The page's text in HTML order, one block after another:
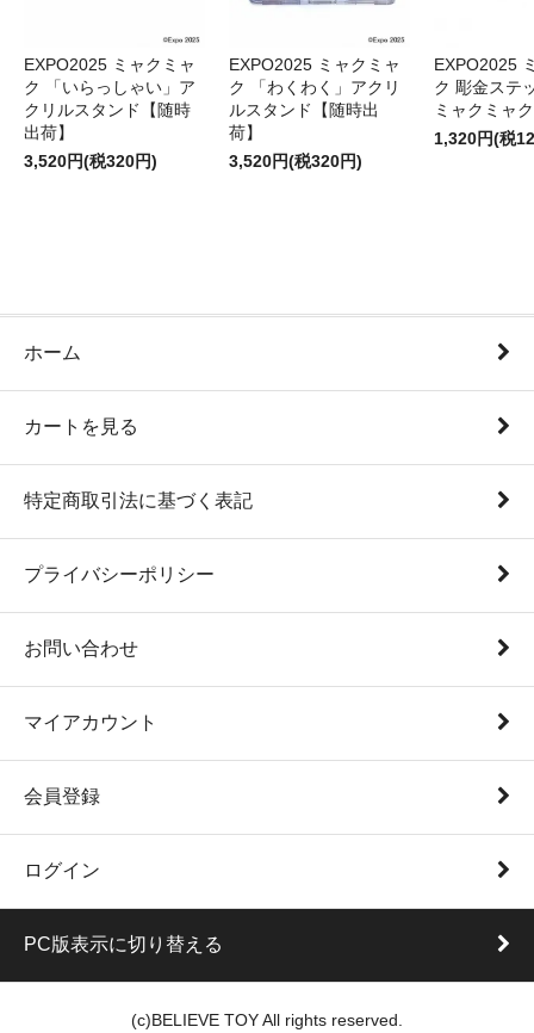
EXPO2025 ミャクミャ
ク 「いらっしゃい」ア
クリルスタンド【随時
出荷】
3,520円(税320円)
EXPO2025 ミャクミャ
ク 「わくわく」アクリ
ルスタンド【随時出
荷】
3,520円(税320円)
EXPO2025
ク 彫金ステ
ミャクミャク
1,320円(税
ホーム
カートを見る
特定商取引法に基づく表記
プライバシーポリシー
お問い合わせ
マイアカウント
会員登録
ログイン
PC版表示に切り替える
(c)BELIEVE TOY All rights reserved.